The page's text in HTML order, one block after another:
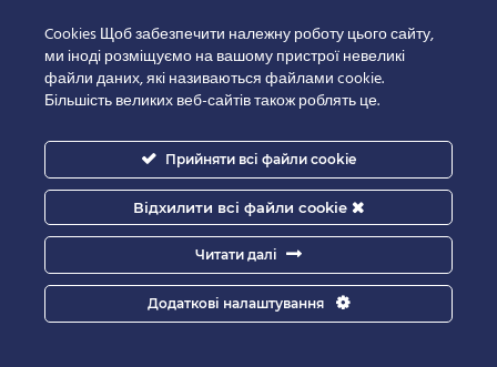
Cookies Щоб забезпечити належну роботу цього сайту,
ми іноді розміщуємо на вашому пристрої невеликі
файли даних, які називаються файлами cookie.
Більшість великих веб-сайтів також роблять це.
Прийняти всі файли cookie
Відхилити всі файли cookie
Читати далі
Додаткові налаштування